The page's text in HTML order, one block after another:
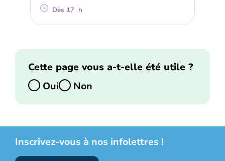
Dès 17 h
Cette page vous a-t-elle été utile ?
Oui
Non
Inscrivez-vous à nos infolettres !